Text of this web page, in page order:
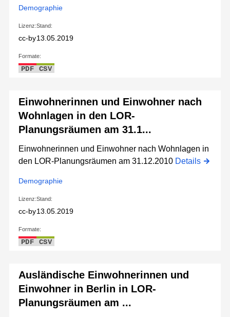
Demographie
Lizenz:
cc-by
Stand:
13.05.2019
Formate:
PDF CSV
Einwohnerinnen und Einwohner nach
Wohnlagen in den LOR-
Planungsräumen am 31.1...
Einwohnerinnen und Einwohner nach Wohnlagen in
den LOR-Planungsräumen am 31.12.2010 Details
Demographie
Lizenz:
cc-by
Stand:
13.05.2019
Formate:
PDF CSV
Ausländische Einwohnerinnen und
Einwohner in Berlin in LOR-
Planungsräumen am ...